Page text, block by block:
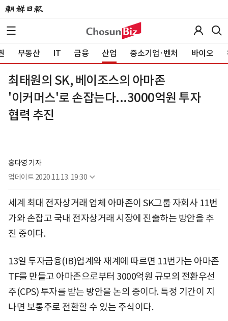
부동산 IT 금융 산업 중소기업·벤처 바이오
최태원의 SK, 베이조스의 아마존
'이커머스'로 손잡는다...3000억원 투자
협력 추진
홍다영 기자
업데이트 2020.11.13. 19:30
세계 최대 전자상거래 업체 아마존이 SK그룹 자회사 11번
가와 손잡고 국내 전자상거래 시장에 진출하는 방안을 추
진 중이다.
13일 투자금융(IB)업계와 재계에 따르면 11번가는 아마존
TF를 만들고 아마존으로부터 3000억원 규모의 전환우선
주(CPS) 투자를 받는 방안을 논의 중이다. 특정 기간이 지
나면 보통주로 전환할 수 있는 주식이다.